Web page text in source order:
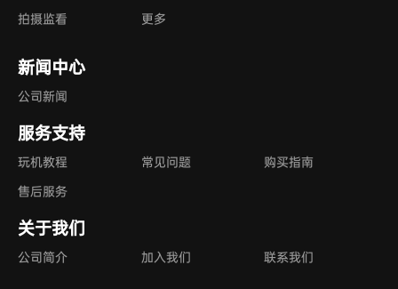
拍摄监看
更多
新闻中心
公司新闻
服务支持
玩机教程 常见问题
购买指南
售后服务
关于我们
公司简介 加入我们 联系我们